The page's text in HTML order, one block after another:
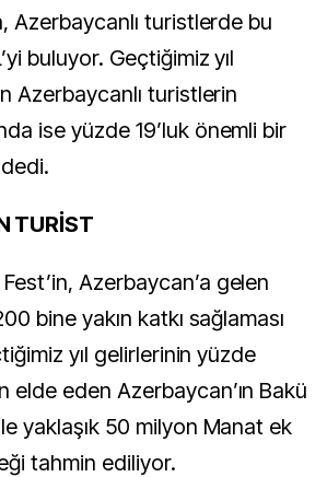
Azerbaycanlı turistlerde bu
buluyor. Geçtiğimiz yıl
Azerbaycanlı turistlerin
ise yüzde 19’luk önemli bir
TURİST
Azerbaycan’a gelen
bine yakın katkı sağlaması
yıl gelirlerinin yüzde
elde eden Azerbaycan’ın Bakü
yaklaşık 50 milyon Manat ek
tahmin ediliyor.